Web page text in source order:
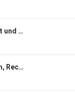
Ep. 59 - Die Lega sucht sich selbst und andere Geschichten
Ep. 58 - Rechte Rivalen, Reaktoren, Rechtslücken und andere Geschichten